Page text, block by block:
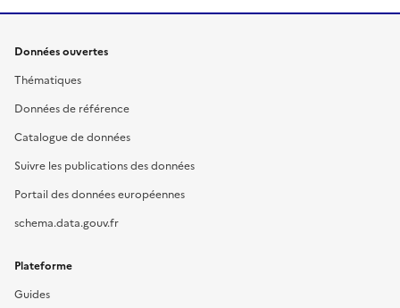
Données ouvertes
Thématiques
Données de référence
Catalogue de données
Suivre les publications des données
Portail des données européennes
schema.data.gouv.fr
Plateforme
Guides